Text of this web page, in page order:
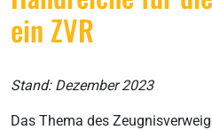
ein ZVR
Stand: Dezember 2023
Das Thema des